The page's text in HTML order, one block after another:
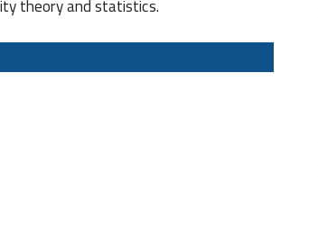
theory and statistics.